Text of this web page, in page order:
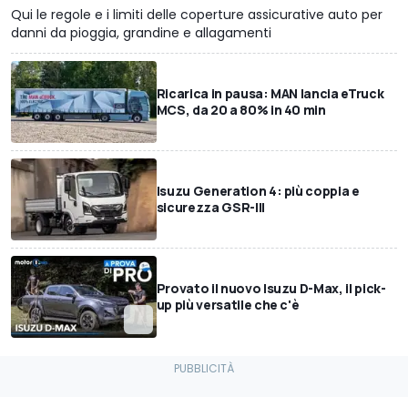
Qui le regole e i limiti delle coperture assicurative auto per
danni da pioggia, grandine e allagamenti
Ricarica in pausa: MAN lancia eTruck
MCS, da 20 a 80% in 40 min
Isuzu Generation 4: più coppia e
sicurezza GSR-III
Provato il nuovo Isuzu D-Max, il pick-
up più versatile che c'è